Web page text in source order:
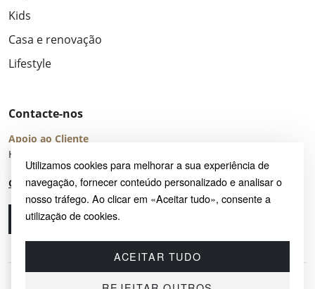
Utilizamos cookies para melhorar a sua experiência de
navegação, fornecer conteúdo personalizado e analisar o
nosso tráfego. Ao clicar em «Aceitar tudo», consente a
utilização de cookies.
ACEITAR TUDO
Kids
Casa e renovação
Lifestyle
Contacte-nos
Apoio ao Cliente
Horário de Atendimento: seg – sex 8:00 – 16:00 (UTC+2)
Centro de Ajuda
Ligue-nos